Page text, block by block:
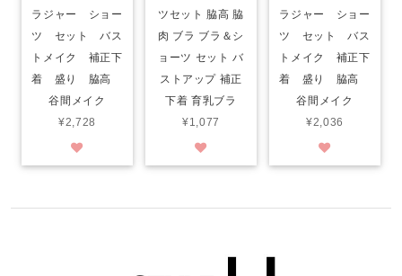
ラジャー ショー
ツ セット バス
トメイク 補正下
着 盛り 脇高
谷間メイク
¥2,728
ツセット 脇高 脇
肉 ブラ ブラ＆シ
ョーツ セット バ
ストアップ 補正
下着 育乳ブラ
¥1,077
ラジャー ショー
ツ セット バス
トメイク 補正下
着 盛り 脇高
谷間メイク
¥2,036